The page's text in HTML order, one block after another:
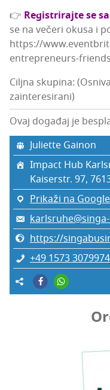
👉 Regis­tri­raj­te se
se na veče­ri oku­sa i
https://
entrepreneurs-
Ciljna skupina:
zainteresirani)
Ovaj događaj je
Juli­et­te Gainon
Impact Hub
Kaiser­str. 97,
Prikaži na
https://
+49 1573